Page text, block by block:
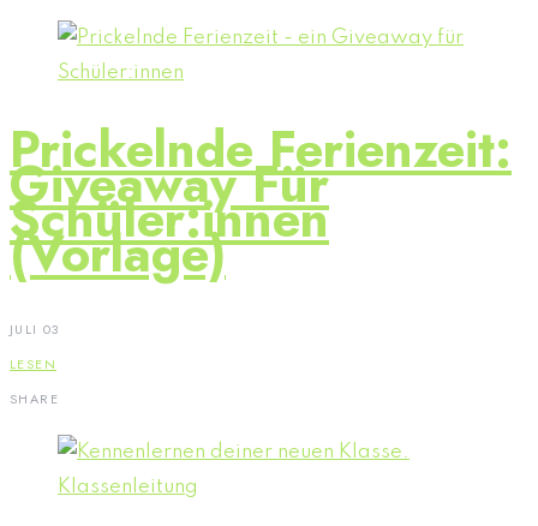
Prickelnde Ferienzeit:
Giveaway Für
Schüler:innen
(Vorlage)
JULI 03
LESEN
SHARE